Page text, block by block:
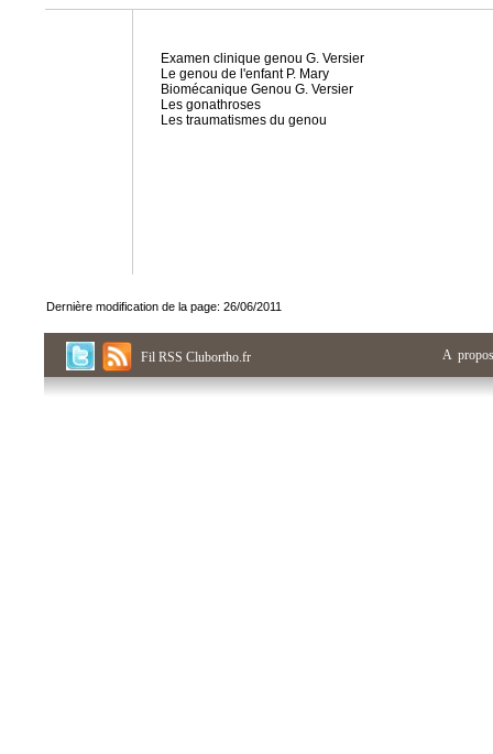
Examen clinique genou G. Versier
Le genou de l'enfant P. Mary
Biomécanique Genou G. Versier
Les gonathroses
Les traumatismes du genou
Dernière modification de la page: 26/06/2011
Fil RSS Clubortho.fr A propos